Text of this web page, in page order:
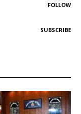
FOLLOW
SUBSCRIBE